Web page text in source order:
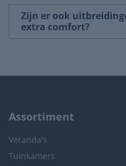
Zijn er ook
extra comfort?
Assortiment
Veranda's
Tuinkamers